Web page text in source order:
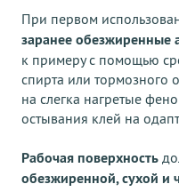
При первом
заранее обезжиренные
к примеру с помощью
спирта или тормозного
на слегка нагретые
остывания клей на
Рабочая поверхность
обезжиренной, сухой и